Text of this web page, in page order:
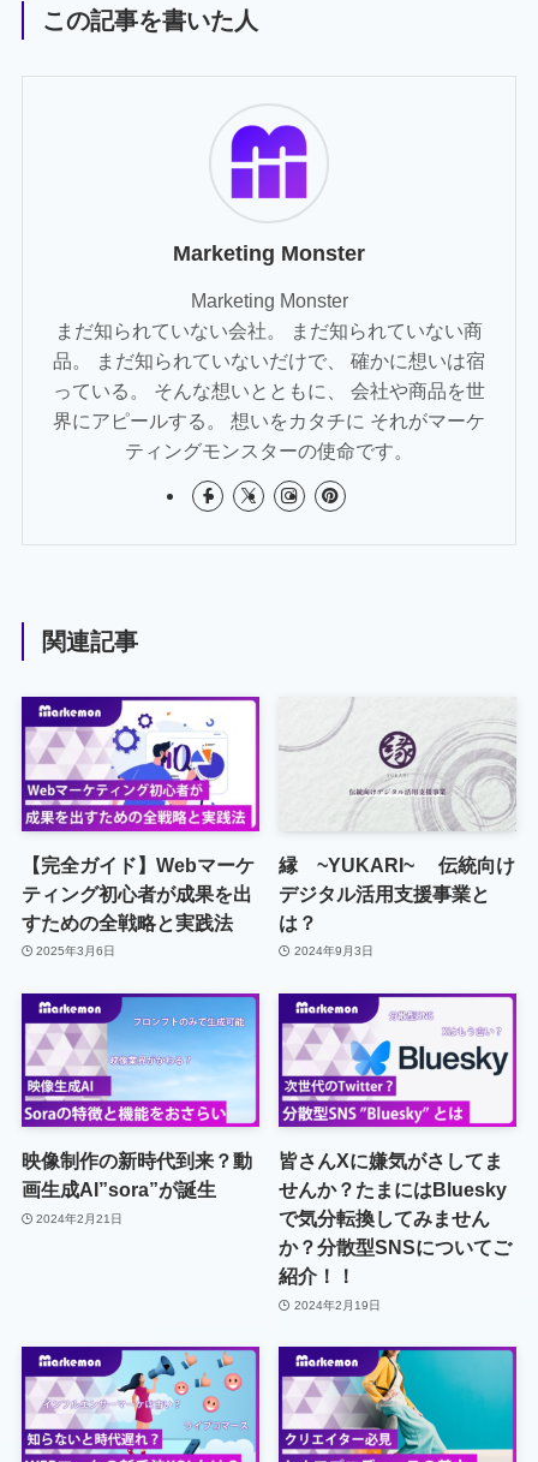
この記事を書いた人
Marketing Monster
Marketing Monster
まだ知られていない会社。 まだ知られていない商
品。 まだ知られていないだけで、 確かに想いは宿
っている。 そんな想いとともに、 会社や商品を世
界にアピールする。 想いをカタチに それがマーケ
ティングモンスターの使命です。
関連記事
【完全ガイド】Webマーケ
ティング初心者が成果を出
すための全戦略と実践法
2025年3月6日
縁 ~YUKARI~ 伝統向け
デジタル活用支援事業と
は？
2024年9月3日
映像制作の新時代到来？動
画生成AI”sora”が誕生
2024年2月21日
皆さんXに嫌気がさしてま
せんか？たまにはBluesky
で気分転換してみません
か？分散型SNSについてご
紹介！！
2024年2月19日